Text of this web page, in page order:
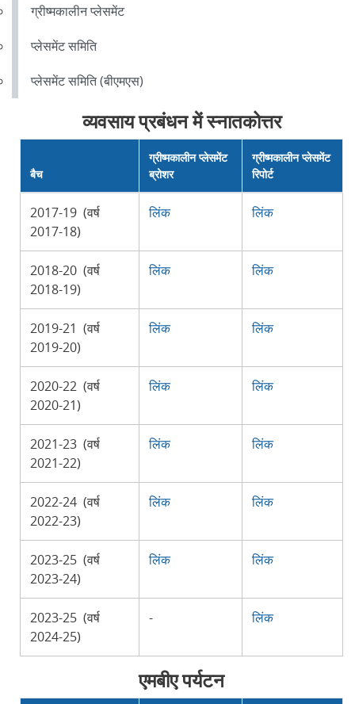
ग्रीष्मकालीन प्लेसमेंट
प्लेसमेंट समिति
प्लेसमेंट समिति (बीएमएस)
व्यवसाय प्रबंधन में स्नातकोत्तर
बैच
ग्रीष्मकालीन प्लेसमेंट
ब्रोशर
ग्रीष्मकालीन प्लेसमेंट
रिपोर्ट
2017-19 (वर्ष
2017-18)
लिंक लिंक
2018-20 (वर्ष
2018-19)
लिंक लिंक
2019-21 (वर्ष
2019-20)
लिंक लिंक
2020-22 (वर्ष
2020-21)
लिंक लिंक
2021-23 (वर्ष
2021-22)
लिंक लिंक
2022-24 (वर्ष
2022-23)
लिंक लिंक
2023-25 (वर्ष
2023-24)
लिंक लिंक
2023-25 (वर्ष
2024-25)
- लिंक
एमबीए पर्यटन